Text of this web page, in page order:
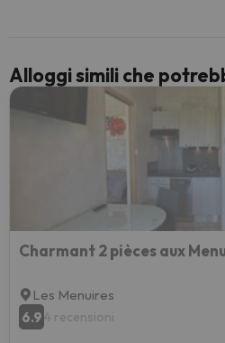
Alloggi simili che
Les Menuires
6.94 recensioni